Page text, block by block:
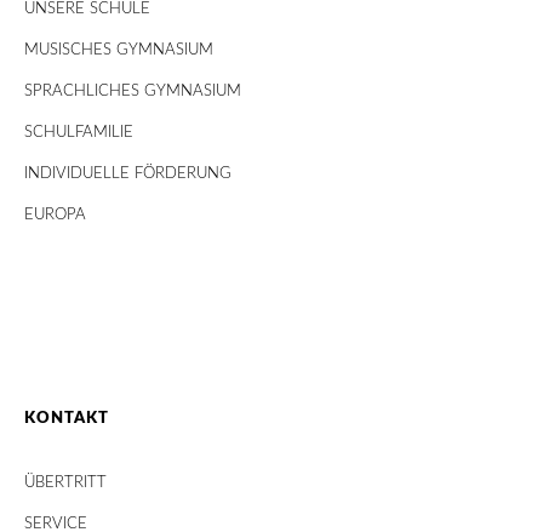
UNSERE SCHULE
MUSISCHES GYMNASIUM
SPRACHLICHES GYMNASIUM
SCHULFAMILIE
INDIVIDUELLE FÖRDERUNG
EUROPA
KONTAKT
ÜBERTRITT
SERVICE